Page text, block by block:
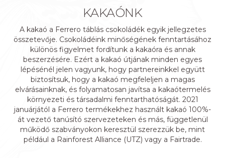
KAKAÓNK
A kakaó a Ferrero táblás csokoládék egyik jellegzetes
összetevője. Csokoládéink minőségének fenntartásához
különös figyelmet fordítunk a kakaóra és annak
beszerzésére. Ezért a kakaó útjának minden egyes
lépésénél jelen vagyunk, hogy partnereinkkel együtt
biztosítsuk, hogy a kakaó megfeleljen a magas
elvárásainknak, és folyamatosan javítsa a kakaótermelés
környezeti és társadalmi fenntarthatóságát. 2021
januárjától a Ferrero termékekhez használt kakaó 100%-
át vezető tanúsító szervezeteken és más, függetlenül
működő szabványokon keresztül szerezzük be, mint
például a Rainforest Alliance (UTZ) vagy a Fairtrade.